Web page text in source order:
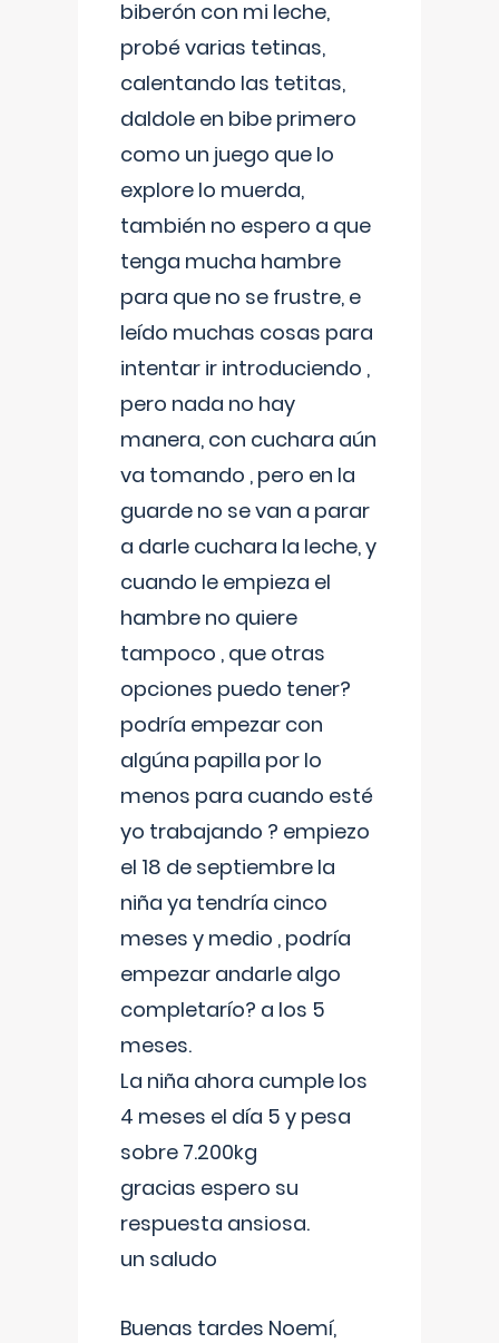
biberón con mi leche,
probé varias tetinas,
calentando las tetitas,
daldole en bibe primero
como un juego que lo
explore lo muerda,
también no espero a que
tenga mucha hambre
para que no se frustre, e
leído muchas cosas para
intentar ir introduciendo ,
pero nada no hay
manera, con cuchara aún
va tomando , pero en la
guarde no se van a parar
a darle cuchara la leche, y
cuando le empieza el
hambre no quiere
tampoco , que otras
opciones puedo tener?
podría empezar con
algúna papilla por lo
menos para cuando esté
yo trabajando ? empiezo
el 18 de septiembre la
niña ya tendría cinco
meses y medio , podría
empezar andarle algo
completarío? a los 5
meses.
La niña ahora cumple los
4 meses el día 5 y pesa
sobre 7.200kg
gracias espero su
respuesta ansiosa.
un saludo
Buenas tardes Noemí,